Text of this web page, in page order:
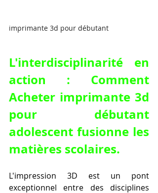
imprimante 3d pour débutant
L'interdisciplinarité en
action : Comment
Acheter imprimante 3d
pour débutant
adolescent fusionne les
matières scolaires.
L'impression 3D est un pont
exceptionnel entre des disciplines